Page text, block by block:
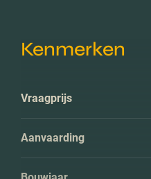
Kenmerken
Vraagprijs
Aanvaarding